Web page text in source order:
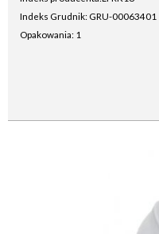
Indeks Grudnik: GRU-00063401
Opakowania: 1